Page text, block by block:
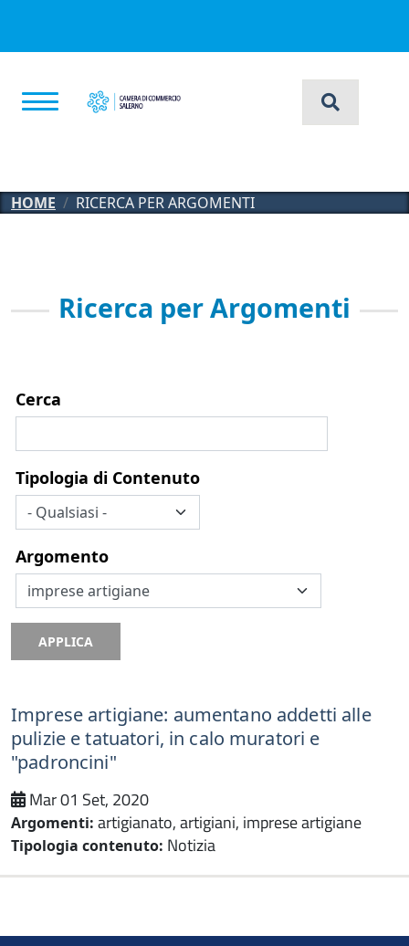
HOME RICERCA PER ARGOMENTI
Ricerca per Argomenti
Cerca
Tipologia di Contenuto
Argomento
APPLICA
Imprese artigiane: aumentano addetti alle
pulizie e tatuatori, in calo muratori e
"padroncini"
Mar 01 Set, 2020
Argomenti: artigianato, artigiani, imprese artigiane
Tipologia contenuto: Notizia